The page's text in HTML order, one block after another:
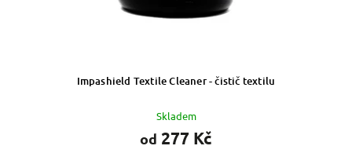
Impashield Textile Cleaner - čistič textilu
Skladem
od 277 Kč